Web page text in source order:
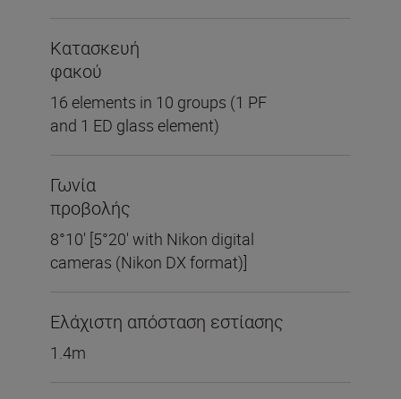
Κατασκευή
φακού
16 elements in 10 groups (1 PF
and 1 ED glass element)
Γωνία
προβολής
8°10' [5°20' with Nikon digital
cameras (Nikon DX format)]
Ελάχιστη απόσταση εστίασης
1.4m